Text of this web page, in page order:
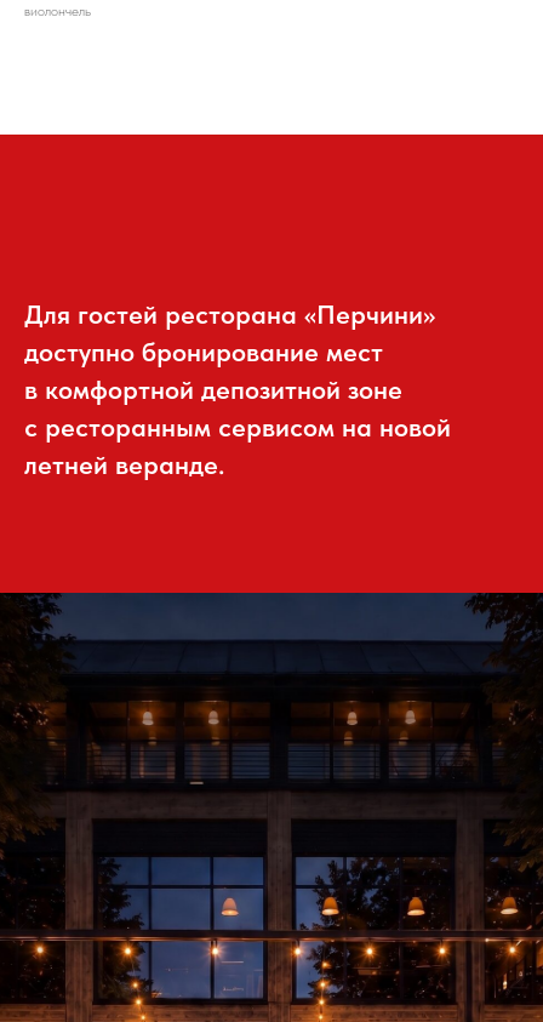
виолончель
Для гостей ресторана «Перчини»
доступно бронирование мест
в комфортной депозитной зоне
с ресторанным сервисом на новой
летней веранде.